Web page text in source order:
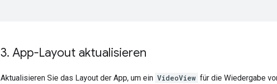
3. App-Layout aktualisieren
Aktualisieren Sie das Layout der App, um ein VideoView für die Wiedergabe